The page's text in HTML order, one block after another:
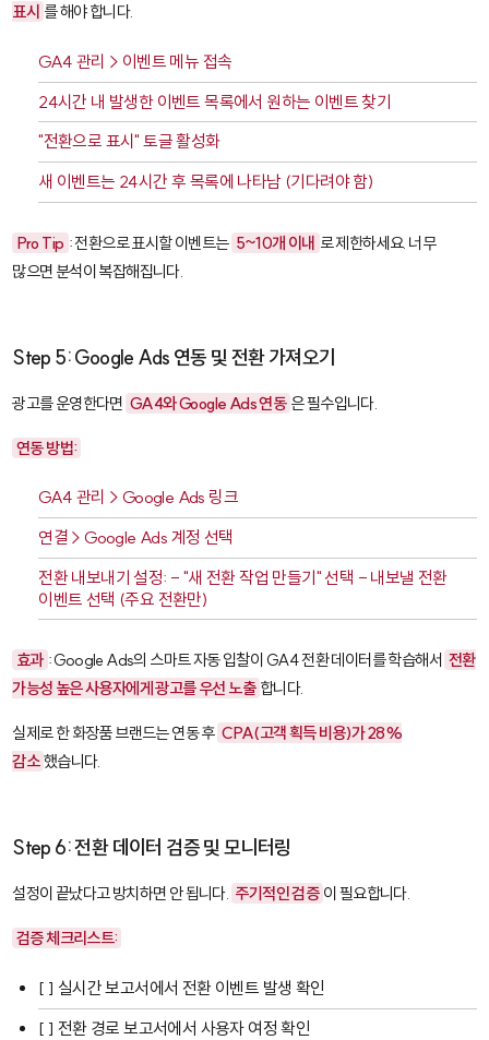
표시 를 해야 합니다.
GA4 관리 > 이벤트 메뉴 접속
24시간 내 발생한 이벤트 목록에서 원하는 이벤트 찾기
"전환으로 표시" 토글 활성화
새 이벤트는 24시간 후 목록에 나타남 (기다려야 함)
Pro Tip : 전환으로 표시할 이벤트는 5~10개 이내 로 제한하세요. 너무
많으면 분석이 복잡해집니다.
Step 5: Google Ads 연동 및 전환 가져오기
광고를 운영한다면 GA4와 Google Ads 연동 은 필수입니다.
연동 방법:
GA4 관리 > Google Ads 링크
연결 > Google Ads 계정 선택
전환 내보내기 설정: - "새 전환 작업 만들기" 선택 - 내보낼 전환
이벤트 선택 (주요 전환만)
효과 : Google Ads의 스마트 자동 입찰이 GA4 전환 데이터를 학습해서 전환
가능성 높은 사용자에게 광고를 우선 노출 합니다.
실제로 한 화장품 브랜드는 연동 후 CPA(고객 획득 비용)가 28%
감소 했습니다.
Step 6: 전환 데이터 검증 및 모니터링
설정이 끝났다고 방치하면 안 됩니다. 주기적인 검증 이 필요합니다.
검증 체크리스트:
[ ] 실시간 보고서에서 전환 이벤트 발생 확인
[ ] 전환 경로 보고서에서 사용자 여정 확인